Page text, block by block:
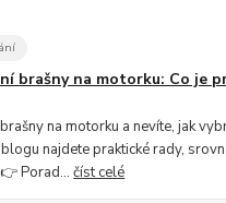
brašny na motorku: Co je
na motorku a nevíte, jak
najdete praktické rady,
Porad...číst celé